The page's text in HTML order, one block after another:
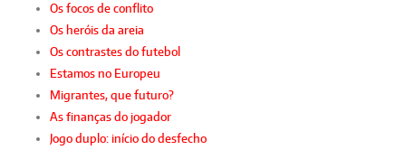
Os focos de conflito
Os heróis da areia
Os contrastes do futebol
Estamos no Europeu
Migrantes, que futuro?
As finanças do jogador
Jogo duplo: início do desfecho